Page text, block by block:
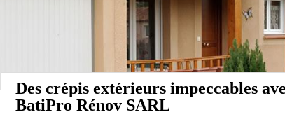
Des crépis extérieurs impeccables
BatiPro Rénov SARL